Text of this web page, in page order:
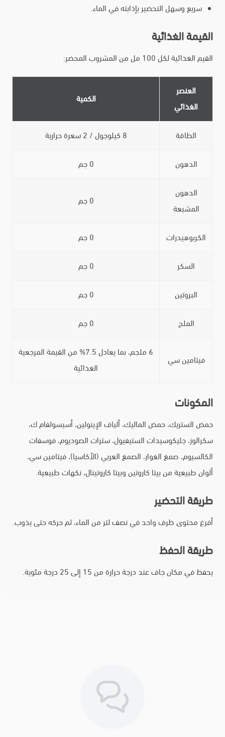
سريع وسهل التحضير بإذابته في الماء.
القيمة الغذائية
القيم الغذائية لكل 100 مل من المشروب المحضر:
العنصر
الغذائي
الكمية
الطاقة 8 كيلوجول / 2 سعرة حرارية
الدهون 0 جم
الدهون
المشبعة
0 جم
الكربوهيدرات 0 جم
السكر 0 جم
البروتين 0 جم
الملح 0 جم
فيتامين سي
6 ملجم، بما يعادل 7.5% من القيمة المرجعية
الغذائية
المكونات
حمض الستريك، حمض الماليك، ألياف الإينولين، أسيسولفام ك،
سكرالوز، جليكوسيدات الستيفيول، سترات الصوديوم، فوسفات
الكالسيوم، صمغ الغوار، الصمغ العربي (الأكاسيا)، فيتامين سي،
ألوان طبيعية من بيتا كاروتين وبيتا كاروتينال، نكهات طبيعية.
طريقة التحضير
أفرغ محتوى ظرف واحد في نصف لتر من الماء، ثم حركه حتى يذوب.
طريقة الحفظ
يحفظ في مكان جاف عند درجة حرارة من 15 إلى 25 درجة مئوية.